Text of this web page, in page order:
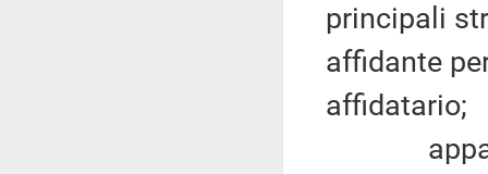
principali
affidante
affidatario;
appare